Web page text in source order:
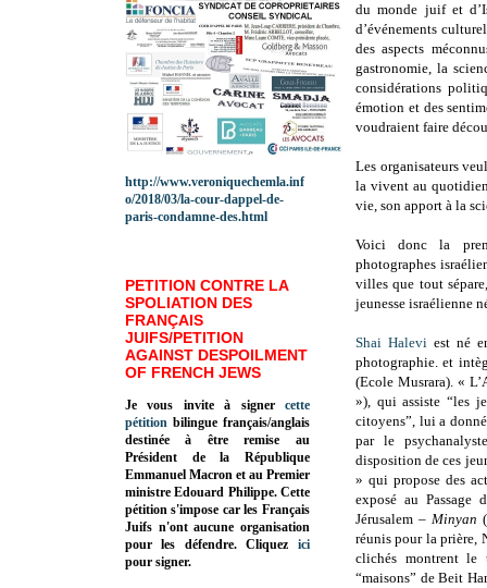
du monde juif et
d’événements
des aspects
gastronomie, la
considérations
émotion et des
voudraient faire
Les organisateurs
la vivent au
vie, son apport à la
Voici donc la
photographes
villes que tout
jeunesse israélienne
Shai Halevi est né
photographie. et
(Ecole Musrara). «
»), qui assiste “les
citoyens”, lui a
par le
disposition de ces
» qui propose des
exposé au
Jérusalem – Minyan
réunis pour la prière,
clichés montrent le
“maisons” de Beit
http://www.veroniquechemla.inf
o/2018/03/la-cour-dappel-de-
paris-condamne-des.html
PETITION CONTRE LA
SPOLIATION DES
FRANÇAIS
JUIFS/PETITION
AGAINST DESPOILMENT
OF FRENCH JEWS
Je vous invite à signer cette
pétition bilingue français/anglais
destinée à être remise au
Président de la République
Emmanuel Macron et au Premier
ministre Edouard Philippe. Cette
pétition s'impose car les Français
Juifs n'ont aucune organisation
pour les défendre. Cliquez
ici
pour signer.